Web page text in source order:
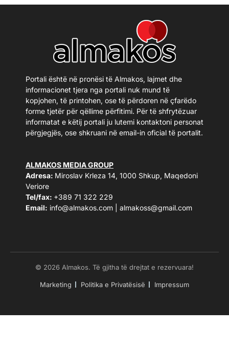
Portali është në pronësi të Almakos, lajmet dhe
informacionet tjera nga portali nuk mund të
kopjohen, të printohen, ose të përdoren në çfarëdo
forme tjetër për qëllime përfitimi. Për të shfrytëzuar
informatat e këtij portali ju lutemi kontaktoni personat
përgjegjës, ose shkruani në email-in oficial të portalit.
ALMAKOS MEDIA GROUP
Adresa: Miroslav Krleza 14, 1000 Shkup, Maqedoni
Veriore
Tel/fax: +389 71 322 229
Email: info@almakos.com almakoss@gmail.com
© 2026 Almakos. Të gjitha të drejtat e rezervuara!
Marketing Politika e Privatësisë Impressum